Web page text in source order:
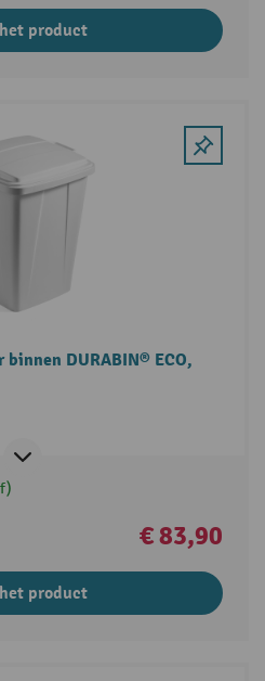
product
binnen DURABIN® ECO,
€ 83,90
product